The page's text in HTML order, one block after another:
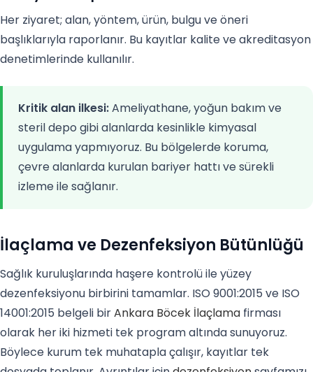
Her ziyaret; alan, yöntem, ürün, bulgu ve öneri
başlıklarıyla raporlanır. Bu kayıtlar kalite ve akreditasyon
denetimlerinde kullanılır.
Kritik alan ilkesi:Ameliyathane, yoğun bakım ve
steril depo gibi alanlarda kesinlikle kimyasal
uygulama yapmıyoruz. Bu bölgelerde koruma,
çevre alanlarda kurulan bariyer hattı ve sürekli
izleme ile sağlanır.
İlaçlama ve Dezenfeksiyon Bütünlüğü
Sağlık kuruluşlarında haşere kontrolü ile yüzey
dezenfeksiyonu birbirini tamamlar. ISO 9001:2015 ve ISO
14001:2015 belgeli birAnkara Böcek İlaçlama firması
olarak her iki hizmeti tek program altında sunuyoruz.
Böylece kurum tek muhatapla çalışır, kayıtlar tek